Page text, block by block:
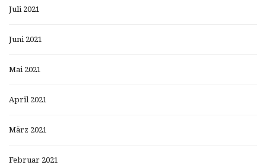
Juli 2021
Juni 2021
Mai 2021
April 2021
März 2021
Februar 2021